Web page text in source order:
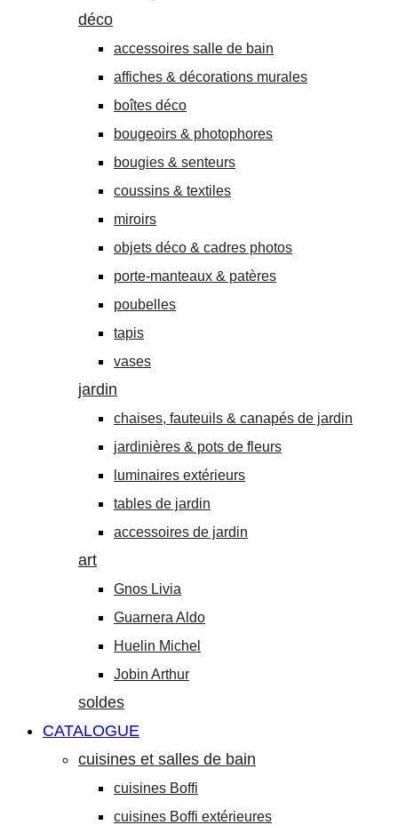
déco
accessoires salle de bain
affiches & décorations murales
boîtes déco
bougeoirs & photophores
bougies & senteurs
coussins & textiles
miroirs
objets déco & cadres photos
porte-manteaux & patères
poubelles
tapis
vases
jardin
chaises, fauteuils & canapés de jardin
jardinières & pots de fleurs
luminaires extérieurs
tables de jardin
accessoires de jardin
art
Gnos Livia
Guarnera Aldo
Huelin Michel
Jobin Arthur
soldes
CATALOGUE
cuisines et salles de bain
cuisines Boffi
cuisines Boffi extérieures